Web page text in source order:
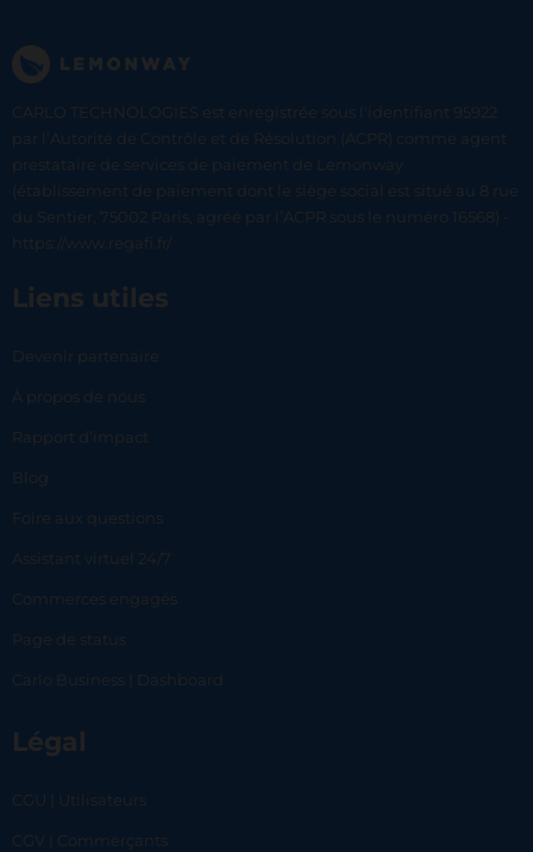
CARLO TECHNOLOGIES est enregistrée sous l'identifiant 95922
par l’Autorité de Contrôle et de Résolution (ACPR) comme agent
prestataire de services de paiement de Lemonway
(établissement de paiement dont le siège social est situé au 8 rue
du Sentier, 75002 Paris, agréé par l’ACPR sous le numéro 16568) -
https://www.regafi.fr/
Liens utiles
Devenir partenaire
À propos de nous
Rapport d’impact
Blog
Foire aux questions
Assistant virtuel 24/7
Commerces engagés
Page de status
Carlo Business | Dashboard
Légal
CGU | Utilisateurs
CGV | Commerçants